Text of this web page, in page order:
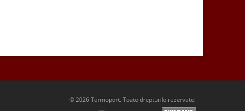
© 2026 Termoport. Toate drepturile rezervate.